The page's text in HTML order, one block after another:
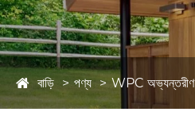
বাড়ি পণ্য WPC অভ্যন্তরীণ